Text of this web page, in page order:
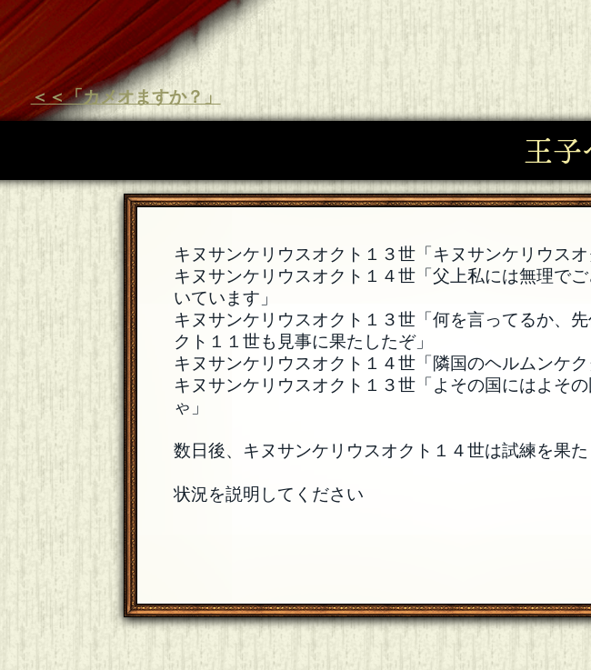
＜＜「カメオますか？」
王
キヌサンケリウスオクト１３世「キヌサンケリウス
キヌサンケリウスオクト１４世「父上私には無理で
いています」
キヌサンケリウスオクト１３世「何を言ってるか、
クト１１世も見事に果たしたぞ」
キヌサンケリウスオクト１４世「隣国のヘルムンケ
キヌサンケリウスオクト１３世「よその国にはよそ
ゃ」
数日後、キヌサンケリウスオクト１４世は試練を果
状況を説明してください